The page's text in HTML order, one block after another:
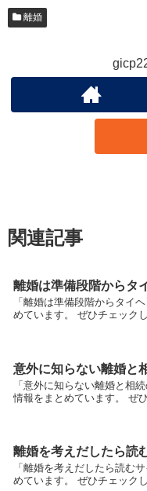
離婚
関連記事
離婚は準備段階からタ
「離婚は準備段階からタイ
めています。 ぜひチェック
意外に知らない離婚と
「意外に知らない離婚と相
情報をまとめています。 ぜ
離婚を考えだしたら読
「離婚を考えだしたら読む
めています。 ぜひチェック